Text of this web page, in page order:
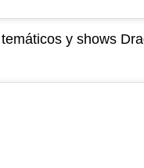
y shows